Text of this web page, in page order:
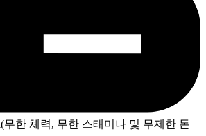
(무한 체력, 무한 스태미나 및 무제한 돈